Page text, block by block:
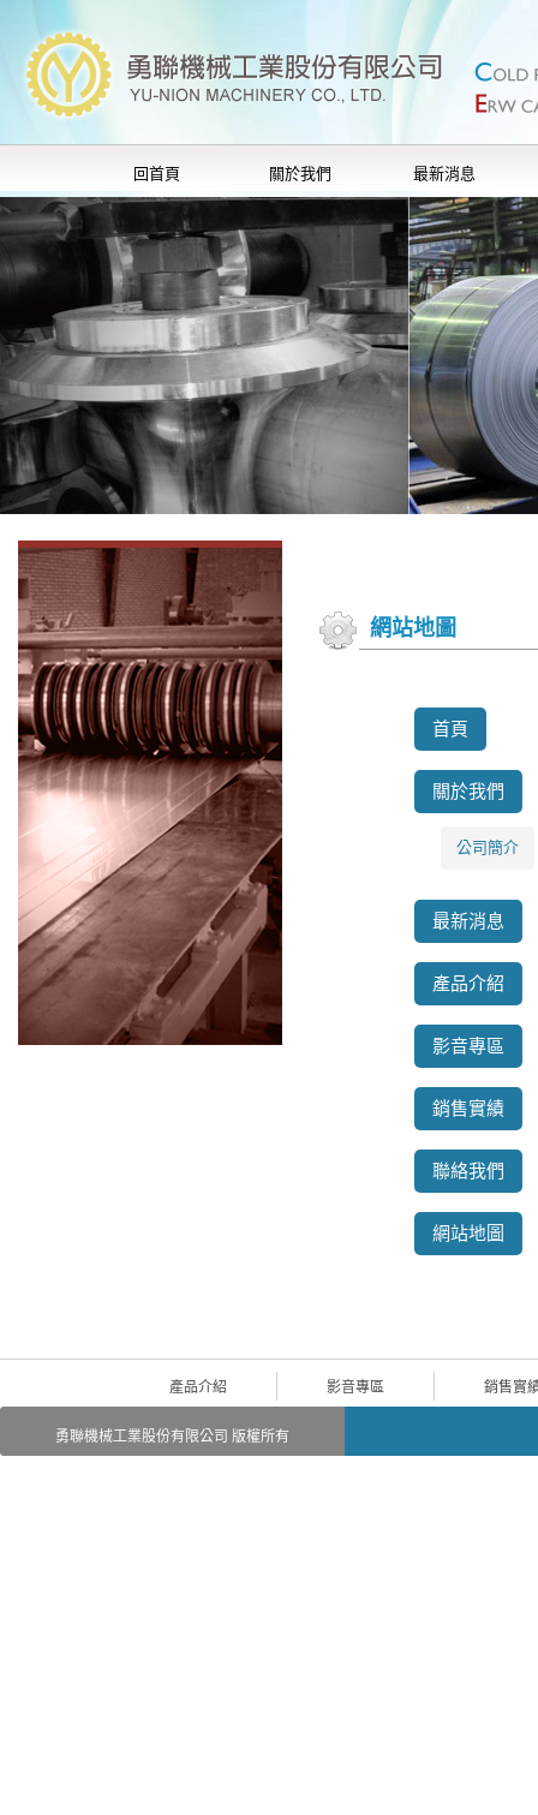
回首頁 關於我們 最新消息
網站地圖
首頁
關於我們
公司簡介
最新消息
產品介紹
影音專區
銷售實績
聯絡我們
網站地圖
產品介紹 影音專區 銷售實
勇聯機械工業股份有限公司 版權所有